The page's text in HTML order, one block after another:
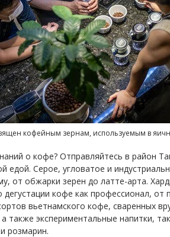
кофейным зернам, используемым в
о кофе? Отправляйтесь в район
едой. Серое, угловатое и
от обжарки зерен до латте-арта.
дегустации кофе как профессионал,
вьетнамского кофе, сваренных
также экспериментальные напитки,
розмарин.